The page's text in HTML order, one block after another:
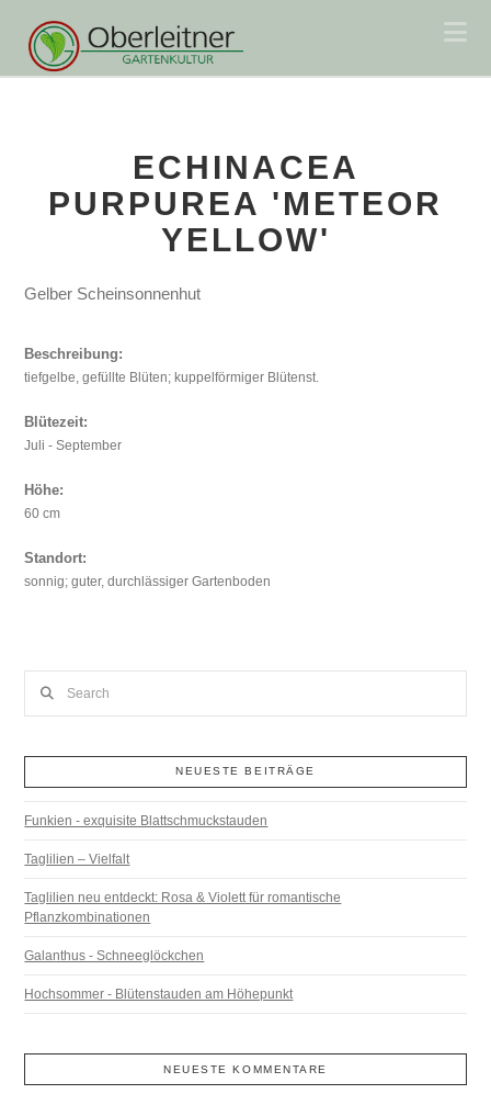
ECHINACEA
PURPUREA 'METEOR
YELLOW'
Gelber Scheinsonnenhut
Beschreibung:
tiefgelbe, gefüllte Blüten; kuppelförmiger Blütenst.
Blütezeit:
Juli - September
Höhe:
60 cm
Standort:
sonnig; guter, durchlässiger Gartenboden
NEUESTE BEITRÄGE
Funkien - exquisite Blattschmuckstauden
Taglilien – Vielfalt
Taglilien neu entdeckt: Rosa & Violett für romantische
Pflanzkombinationen
Galanthus - Schneeglöckchen
Hochsommer - Blütenstauden am Höhepunkt
NEUESTE KOMMENTARE